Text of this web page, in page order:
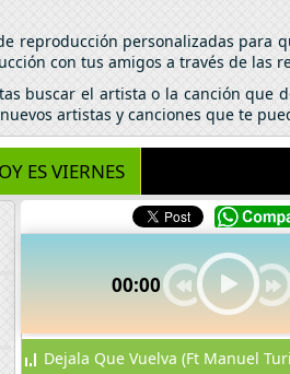
reproducción personalizadas para
con tus amigos a través de las
buscar el artista o la canción
artistas y canciones que te
ES VIERNES
00:00
Dejala Que Vuelva (Ft Manuel